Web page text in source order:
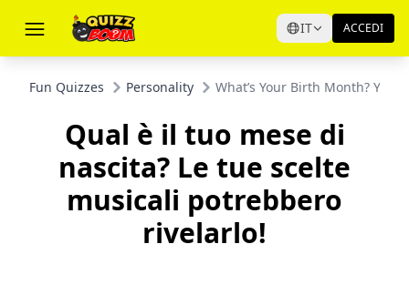
IT ACCEDI
Fun Quizzes Personality What’s Your Birth Month?
Qual è il tuo mese di
nascita? Le tue scelte
musicali potrebbero
rivelarlo!